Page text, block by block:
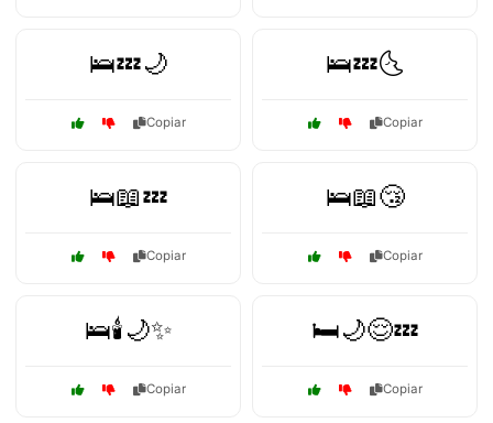
🛌💤🌙
Copiar
🛌💤🌜
Copiar
🛌📖💤
Copiar
🛌📖😴
Copiar
🛌🕯️🌙✨
Copiar
🛏️🌙😌💤
Copiar